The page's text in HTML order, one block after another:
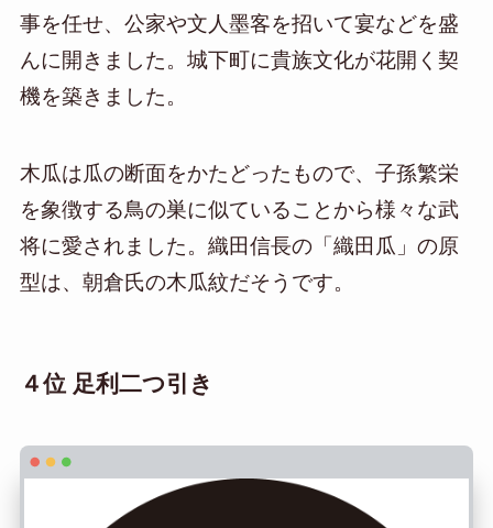
事を任せ、公家や文人墨客を招いて宴などを盛
んに開きました。城下町に貴族文化が花開く契
機を築きました。
木瓜は瓜の断面をかたどったもので、子孫繁栄
を象徴する鳥の巣に似ていることから様々な武
将に愛されました。織田信長の「織田瓜」の原
型は、朝倉氏の木瓜紋だそうです。
４位 足利二つ引き